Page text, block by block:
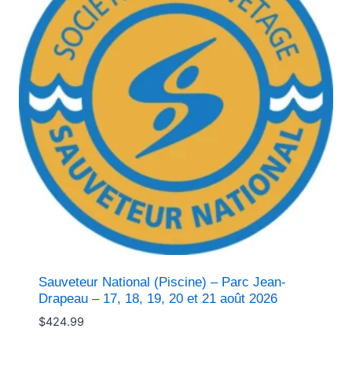
Sauveteur National (Piscine) – Parc Jean-
Drapeau – 17, 18, 19, 20 et 21 août 2026
$424.99